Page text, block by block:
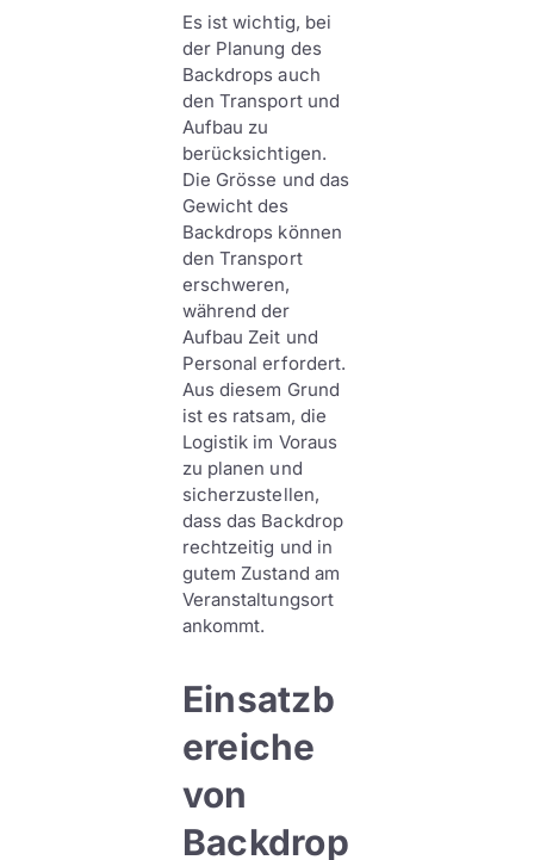
Es ist wichtig, bei
der Planung des
Backdrops auch
den Transport und
Aufbau zu
berücksichtigen.
Die Grösse und das
Gewicht des
Backdrops können
den Transport
erschweren,
während der
Aufbau Zeit und
Personal erfordert.
Aus diesem Grund
ist es ratsam, die
Logistik im Voraus
zu planen und
sicherzustellen,
dass das Backdrop
rechtzeitig und in
gutem Zustand am
Veranstaltungsort
ankommt.
Einsatzb
ereiche
von
Backdrop